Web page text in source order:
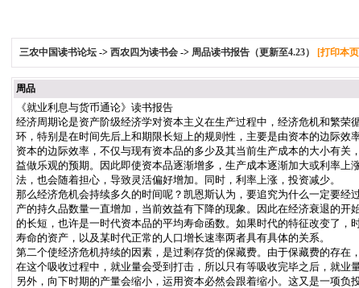
三农中国读书论坛 -> 西农四为读书会 -> 周品读书报告（更新至4.23） [打印本
周品
《就业利息与货币通论》读书报告
经济周期论是资产阶级经济学对资本主义在生产过程中，经济危机和繁
环，特别是在时间先后上和期限长短上的规则性，主要是由资本的边际效
资本的边际效率，不仅与现有资本品的多少及其当前生产成本的大小有
益做乐观的预期。因此即使资本品逐渐增多，生产成本逐渐加大或利率
法，也会随着担心，导致灵活偏好增加。同时，利率上涨，投资减少。
那么经济危机会持续多久的时间呢？凯恩斯认为，要追究为什么一定要
产的持久品数量一直增加，当前效益有下降的现象。因此在经济衰退的
的长短，也许是一时代资本品的平均寿命函数。如果时代的特征改变了
寿命的资产，以及某时代正常的人口增长速率两者具有具体的关系。
第二个使经济危机持续的因素，是过剩存货的保藏费。由于保藏费的存
在这个吸收过程中，就业量会受到打击，所以只有等吸收完毕之后，就业
另外，向下时期的产量会缩小，运用资本必然会跟着缩小。这又是一项负